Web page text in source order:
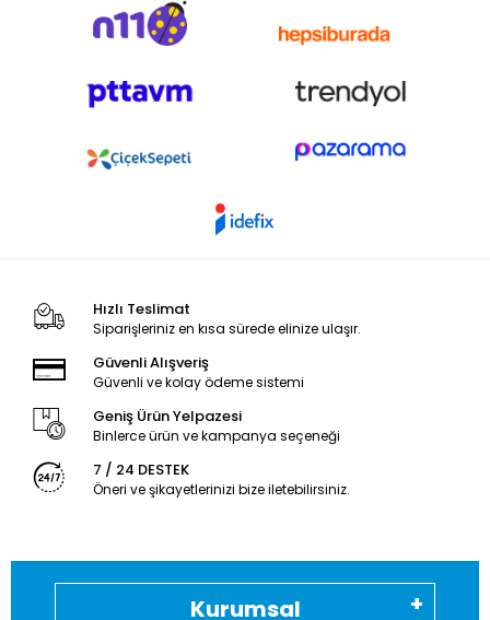
Hızlı Teslimat
Siparişleriniz en kısa sürede elinize ulaşır.
Güvenli Alışveriş
Güvenli ve kolay ödeme sistemi
Geniş Ürün Yelpazesi
Binlerce ürün ve kampanya seçeneği
7 / 24 DESTEK
Öneri ve şikayetlerinizi bize iletebilirsiniz.
Kurumsal